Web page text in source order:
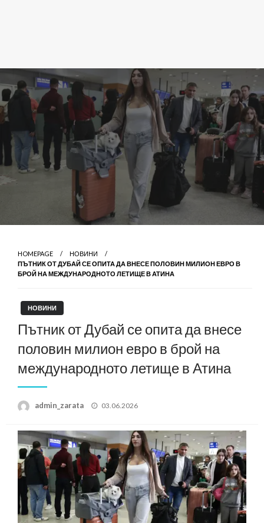
HOMEPAGE
НОВИНИ
ПЪТНИК ОТ ДУБАЙ СЕ ОПИТА ДА ВНЕСЕ ПОЛОВИН МИЛИОН ЕВРО В
БРОЙ НА МЕЖДУНАРОДНОТО ЛЕТИЩЕ В АТИНА
НОВИНИ
Пътник от Дубай се опита да внесе
половин милион евро в брой на
международното летище в Атина
admin_zarata
Posted
03.06.2026